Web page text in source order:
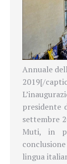
Annuale
2019[/
presidente
settembre
Muti, in
lingua